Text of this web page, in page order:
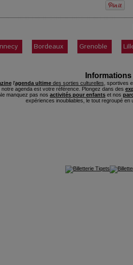
Bordeaux Grenoble
l'agenda ultimedes sorties culturelles , sportives
, notre agenda est votre référence. Plongez dans des
Ne manquez pas nos activités pour enfants et nos
expériences inoubliables, le tout regroupé